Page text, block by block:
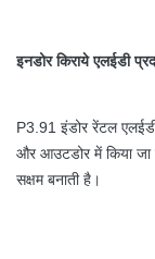
इनडोर किराये एलईडी
P3.91 इंडोर रेंटल
और आउटडोर में किया जा
सक्षम बनाती है।